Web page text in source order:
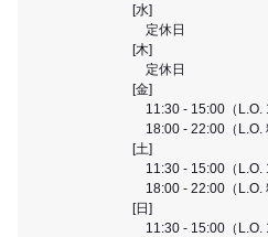
[水]
定休日
[木]
定休日
[金]
11:30 - 15:00（L.O.
18:00 - 22:00（L.O.
[土]
11:30 - 15:00（L.O.
18:00 - 22:00（L.O.
[日]
11:30 - 15:00（L.O.